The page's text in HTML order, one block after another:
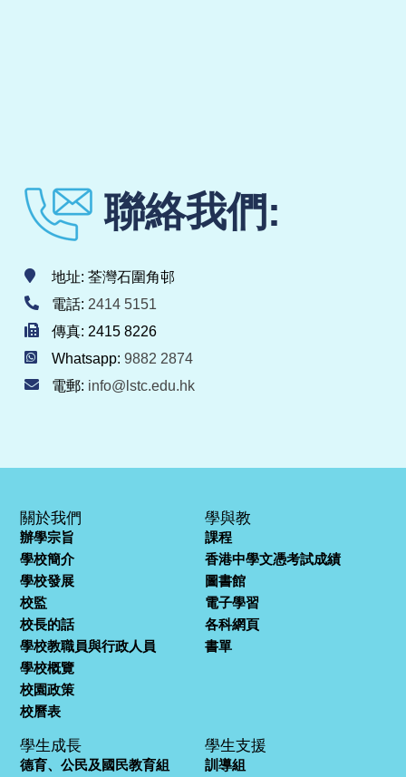
聯絡我們:
地址: 荃灣石圍角邨
電話: 2414 5151
傳真: 2415 8226
Whatsapp: 9882 2874
電郵: info@lstc.edu.hk
關於我們
辦學宗旨
學校簡介
學校發展
校監
校長的話
學校教職員與行政人員
學校概覽
校園政策
校曆表
學與教
課程
香港中學文憑考試成績
圖書館
電子學習
各科網頁
書單
學生成長
德育、公民及國民教育組
學生支援
訓導組